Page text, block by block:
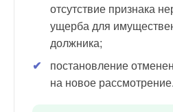
отсутствие признака
ущерба для
должника;
постановление
на новое рассмотрение.